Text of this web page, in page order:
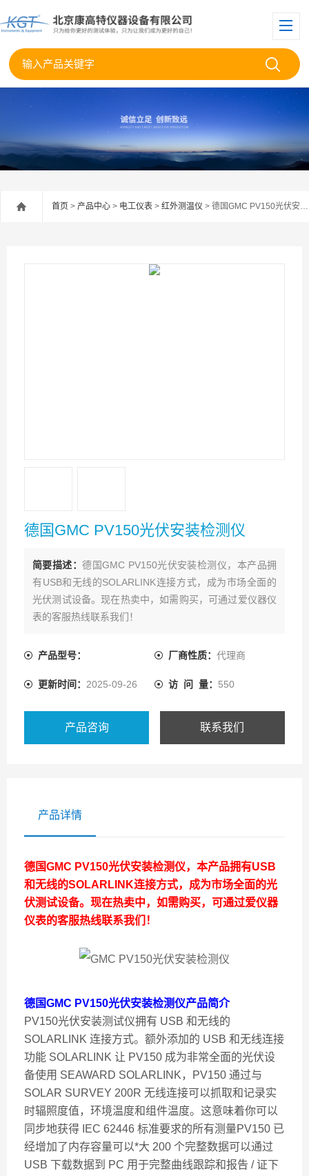
首页 > 产品中心 > 电工仪表 > 红外测温仪 > 德国GMC PV150光伏安装检测仪
德国GMC PV150光伏安装检测仪
简要描述：德国GMC PV150光伏安装检测仪，本产品拥
有USB和无线的SOLARLINK连接方式，成为市场全面的
光伏测试设备。现在热卖中，如需购买，可通过爱仪器仪
表的客服热线联系我们！
产品型号： 厂商性质： 代理商
更新时间： 2025-09-26 访 问 量： 550
产品咨询 联系我们
产品详情
德国GMC PV150光伏安装检测仪，本产品拥有USB
和无线的SOLARLINK连接方式，成为市场全面的光
伏测试设备。现在热卖中，如需购买，可通过爱仪器
仪表的客服热线联系我们！
德国GMC PV150光伏安装检测仪产品简介
PV150光伏安装测试仪拥有 USB 和无线的
SOLARLINK 连接方式。额外添加的 USB 和无线连接
功能 SOLARLINK 让 PV150 成为非常全面的光伏设
备使用 SEAWARD SOLARLINK，PV150 通过与
SOLAR SURVEY 200R 无线连接可以抓取和记录实
时辐照度值，环境温度和组件温度。这意味着你可以
同步地获得 IEC 62446 标准要求的所有测量PV150 已
经增加了内存容量可以*大 200 个完整数据可以通过
USB 下载数据到 PC 用于完整曲线跟踪和报告 / 证下